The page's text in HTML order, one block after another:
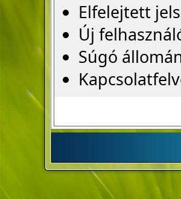
Elfelejtett
Új
Súgó